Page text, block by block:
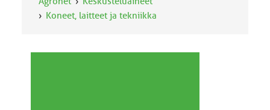
Koneet, laitteet ja tekniikka